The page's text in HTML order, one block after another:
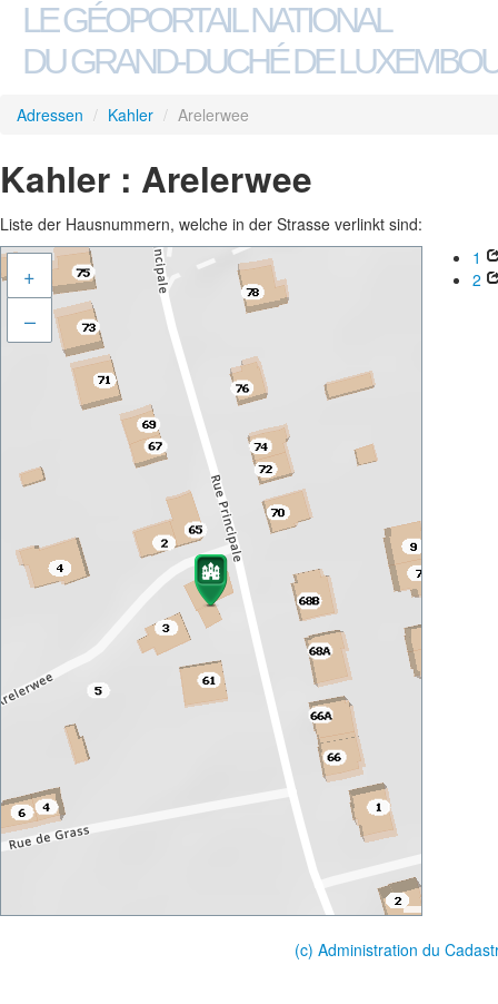
LE GÉOPORTAIL NATIONAL
DU GRAND-DUCHÉ DE
Adressen / Kahler / Arelerwee
Kahler : Arelerwee
Liste der Hausnummern, welche in der Strasse verlinkt sind:
+
–
1
2
(c) Administration du